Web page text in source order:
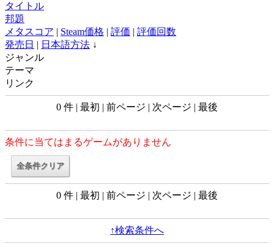
タイトル
邦題
メタスコア | Steam価格 | 評価 | 評価回数
発売日 | 日本語方法 ↓
ジャンル
テーマ
リンク
0 件 | 最初 | 前ページ | 次ページ | 最後
条件に当てはまるゲームがありません
0 件 | 最初 | 前ページ | 次ページ | 最後
↑検索条件へ